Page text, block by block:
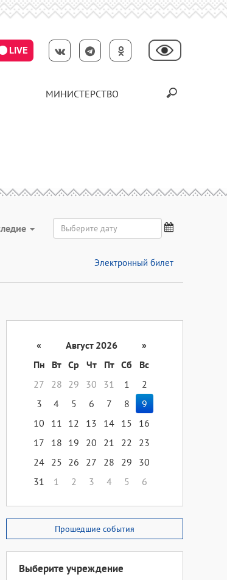
LIVE
МИНИСТЕРСТВО
Электронный билет
« Август 2026
»
Пн
Вт Ср Чт Пт Сб
Вс
27
28 29 30 31 1
2
3
4 5 6 7 8
9
10
11 12 13 14 15
16
17
18 19 20 21 22
23
24 25 26 27 28 29
30
31
1 2 3 4 5 6
Прошедшие события
Выберите учреждение